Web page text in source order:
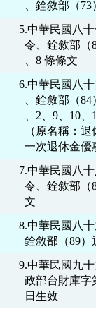
5.中華民國八
令、銓敘部
6.中華民國八
、銓敘部（
、2、9、10、
（原名稱：
7.中華民國八
令、銓敘部
8.中華民國八
9.中華民國九
政部台財庫
  日生效